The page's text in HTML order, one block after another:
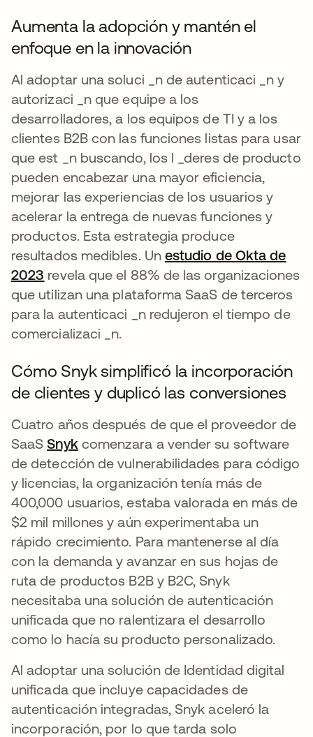
Aumenta la adopción y mantén el
enfoque en la innovación
Al adoptar una soluci _n de autenticaci _n y
autorizaci _n que equipe a los
desarrolladores, a los equipos de TI y a los
clientes B2B con las funciones listas para usar
que est _n buscando, los l _deres de producto
pueden encabezar una mayor eficiencia,
mejorar las experiencias de los usuarios y
acelerar la entrega de nuevas funciones y
productos. Esta estrategia produce
resultados medibles. Un estudio de Okta de
2023 se abre en una pestaña nueva
revela que el 88% de las organizaciones
que utilizan una plataforma SaaS de terceros
para la autenticaci _n redujeron el tiempo de
comercializaci _n.
Cómo Snyk simplificó la incorporación
de clientes y duplicó las conversiones
Cuatro años después de que el proveedor de
SaaSSnyk se abre en una pestaña nueva
comenzara a vender su software
de detección de vulnerabilidades para código
y licencias, la organización tenía más de
400,000 usuarios, estaba valorada en más de
$2 mil millones y aún experimentaba un
rápido crecimiento. Para mantenerse al día
con la demanda y avanzar en sus hojas de
ruta de productos B2B y B2C, Snyk
necesitaba una solución de autenticación
unificada que no ralentizara el desarrollo
como lo hacía su producto personalizado.
Al adoptar una solución de Identidad digital
unificada que incluye capacidades de
autenticación integradas, Snyk aceleró la
incorporación, por lo que tarda solo